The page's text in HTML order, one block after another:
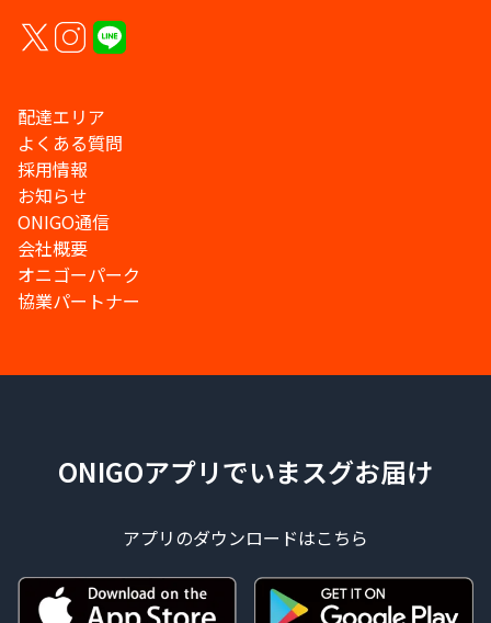
配達エリア
よくある質問
採用情報
お知らせ
ONIGO通信
会社概要
オニゴーパーク
協業パートナー
ONIGOアプリでいまスグお届け
アプリのダウンロードはこちら